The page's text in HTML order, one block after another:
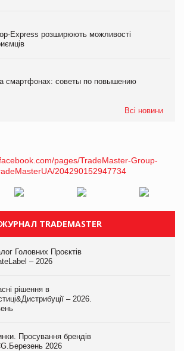
Express розширюють можливості
смартфонах: советы по повышению
Всі новини
ЖУРНАЛ TRADEMASTER
Головних Проєктів
– 2026
рішення в
– 2026.
Просування брендів
2026